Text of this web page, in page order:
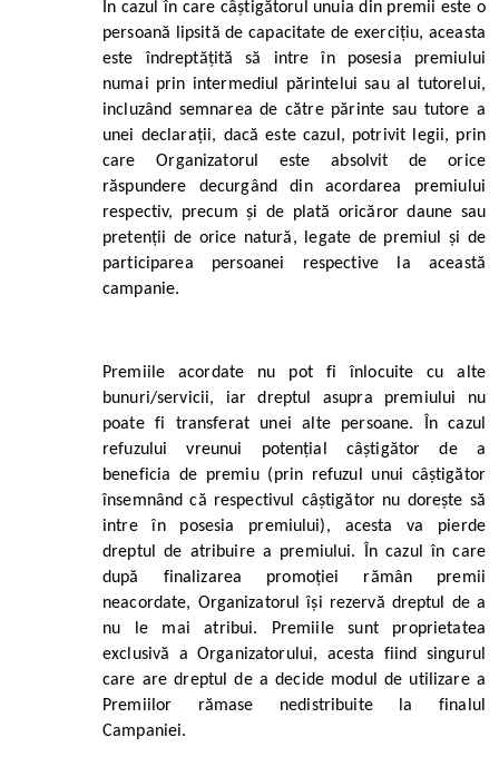
În cazul în care câștigătorul unuia din premii este o
persoană lipsită de capacitate de exercițiu, aceasta
este îndreptățită să intre în posesia premiului
numai prin intermediul părintelui sau al tutorelui,
incluzând semnarea de către părinte sau tutore a
unei declarații, dacă este cazul, potrivit legii, prin
care Organizatorul este absolvit de orice
răspundere decurgând din acordarea premiului
respectiv, precum și de plată oricăror daune sau
pretenții de orice natură, legate de premiul și de
participarea persoanei respective la această
campanie.
Premiile acordate nu pot fi înlocuite cu alte
bunuri/servicii, iar dreptul asupra premiului nu
poate fi transferat unei alte persoane. În cazul
refuzului vreunui potențial câștigător de a
beneficia de premiu (prin refuzul unui câștigător
însemnând că respectivul câștigător nu dorește să
intre în posesia premiului), acesta va pierde
dreptul de atribuire a premiului. În cazul în care
după finalizarea promoției rămân premii
neacordate, Organizatorul își rezervă dreptul de a
nu le mai atribui. Premiile sunt proprietatea
exclusivă a Organizatorului, acesta fiind singurul
care are dreptul de a decide modul de utilizare a
Premiilor rămase nedistribuite la finalul
Campaniei.